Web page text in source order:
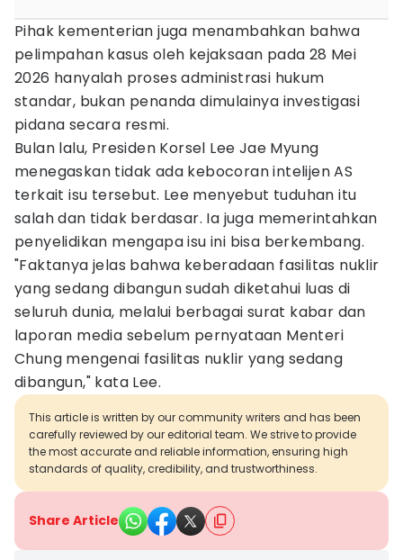
Pihak kementerian juga menambahkan bahwa
pelimpahan kasus oleh kejaksaan pada 28 Mei
2026 hanyalah proses administrasi hukum
standar, bukan penanda dimulainya investigasi
pidana secara resmi.
Bulan lalu, Presiden Korsel Lee Jae Myung
menegaskan tidak ada kebocoran intelijen AS
terkait isu tersebut. Lee menyebut tuduhan itu
salah dan tidak berdasar. Ia juga memerintahkan
penyelidikan mengapa isu ini bisa berkembang.
"Faktanya jelas bahwa keberadaan fasilitas nuklir
yang sedang dibangun sudah diketahui luas di
seluruh dunia, melalui berbagai surat kabar dan
laporan media sebelum pernyataan Menteri
Chung mengenai fasilitas nuklir yang sedang
dibangun," kata Lee.
This article is written by our community writers and has been
carefully reviewed by our editorial team. We strive to provide
the most accurate and reliable information, ensuring high
standards of quality, credibility, and trustworthiness.
Share Article